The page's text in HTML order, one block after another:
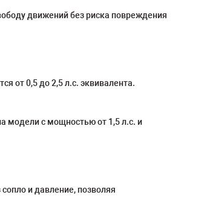
движений без риска повреждения
от 0,5 до 2,5 л.с. эквивалента.
модели с мощностью от 1,5 л.с. и
и давление, позволяя